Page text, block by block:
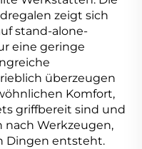
zeigt sich
stand-alone-
eine geringe
überzeugen
Komfort,
griffbereit sind und
nach Werkzeugen,
Dingen entsteht.